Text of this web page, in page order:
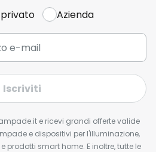
Azienda
Iscriviti
e ricevi grandi offerte valide
e dispositivi per l'illuminazione,
prodotti smart home. E inoltre, tutte le